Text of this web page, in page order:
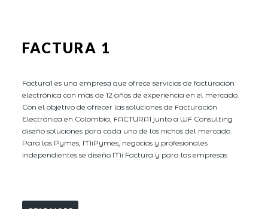
FACTURA 1
Factura1 es una empresa que ofrece servicios de facturación
electrónica con más de 12 años de experiencia en el mercado.
Con el objetivo de ofrecer las soluciones de Facturación
Electrónica en Colombia, FACTURA1 junto a WF Consulting
diseño soluciones para cada uno de los nichos del mercado.
Para las Pymes, MiPymes, negocios y profesionales
independientes se diseño Mi Factura y para las empresas